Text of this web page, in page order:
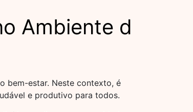
Ambiente d
bem-estar. Neste contexto, é
e produtivo para todos.